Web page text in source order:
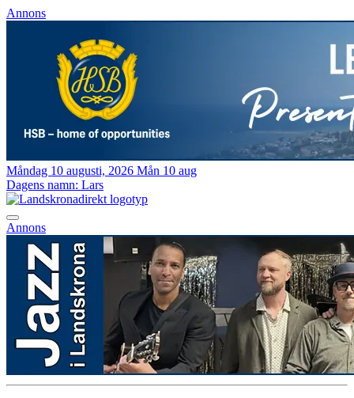
Annons
Måndag 10 augusti, 2026 Mån 10 aug
Dagens namn: Lars
Annons